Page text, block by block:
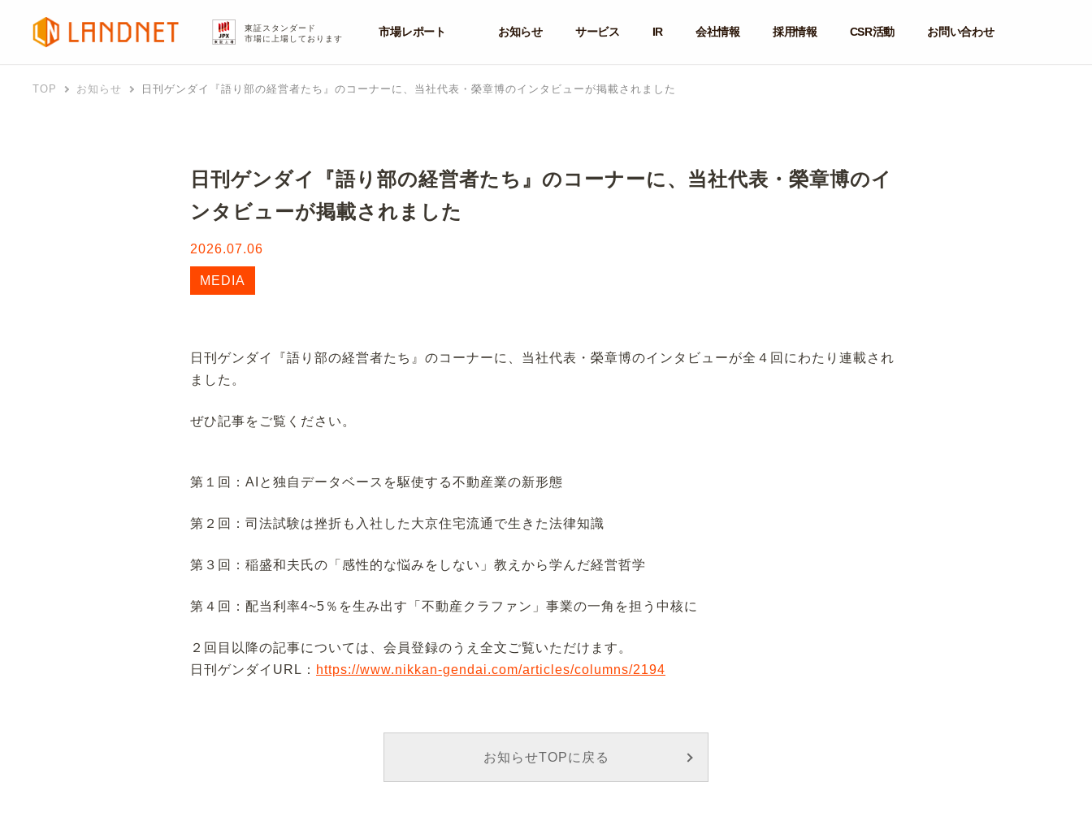
東証スタンダード
市場に上場しております
市場レポート お知らせ サービス IR 会社情報 採用情報 CSR活動 お問い合わせ
TOP お知らせ 日刊ゲンダイ『語り部の経営者たち』のコーナーに、当社代表・榮章博のインタビューが掲載されました
日刊ゲンダイ『語り部の経営者たち』のコーナーに、当社代表・榮章博のイ
ンタビューが掲載されました
2026.07.06
MEDIA
日刊ゲンダイ『語り部の経営者たち』のコーナーに、当社代表・榮章博のインタビューが全４回にわたり連載され
ました。
ぜひ記事をご覧ください。
第１回：AIと独自データベースを駆使する不動産業の新形態
第２回：司法試験は挫折も入社した大京住宅流通で生きた法律知識
第３回：稲盛和夫氏の「感性的な悩みをしない」教えから学んだ経営哲学
第４回：配当利率4~5％を生み出す「不動産クラファン」事業の一角を担う中核に
２回目以降の記事については、会員登録のうえ全文ご覧いただけます。
日刊ゲンダイURL： https://www.nikkan-gendai.com/articles/columns/2194
お知らせTOPに戻る